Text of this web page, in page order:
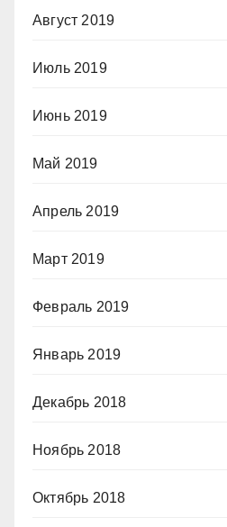
Август 2019
Июль 2019
Июнь 2019
Май 2019
Апрель 2019
Март 2019
Февраль 2019
Январь 2019
Декабрь 2018
Ноябрь 2018
Октябрь 2018